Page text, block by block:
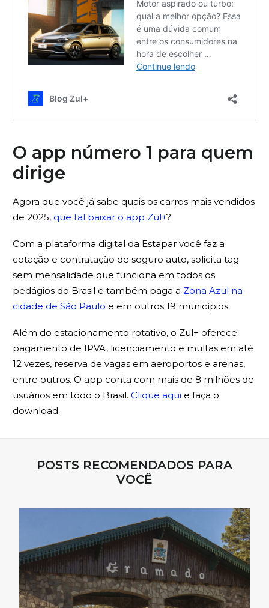
O app número 1 para quem
dirige
Agora que você já sabe quais os carros mais vendidos
de 2025, que tal baixar o app Zul+?
Com a plataforma digital da Estapar você faz a
cotação e contratação de seguro auto, solicita tag
sem mensalidade que funciona em todos os
pedágios do Brasil e também paga a Zona Azul na
cidade de São Paulo e em outros 19 municípios.
Além do estacionamento rotativo, o Zul+ oferece
pagamento de IPVA, licenciamento e multas em até
12 vezes, reserva de vagas em aeroportos e arenas,
entre outros. O app conta com mais de 8 milhões de
usuários em todo o Brasil. Clique aqui e faça o
download.
POSTS RECOMENDADOS PARA
VOCÊ